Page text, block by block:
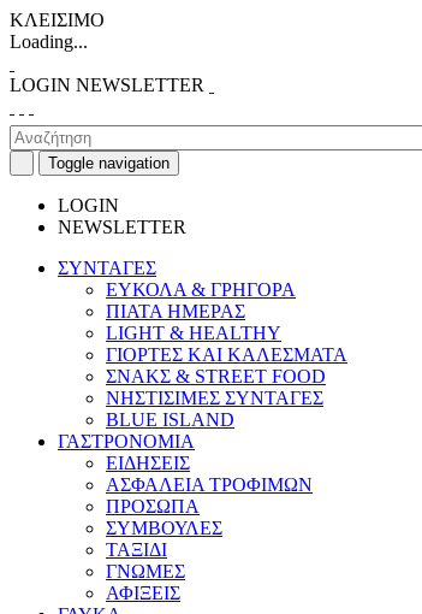
ΚΛΕΙΣΙΜΟ
Loading...
LOGIN NEWSLETTER
Toggle navigation
LOGIN
NEWSLETTER
ΣΥΝΤΑΓΕΣ
ΕΥΚΟΛΑ & ΓΡΗΓΟΡΑ
ΠΙΑΤΑ ΗΜΕΡΑΣ
LIGHT & HEALTHY
ΓΙΟΡΤΕΣ ΚΑΙ ΚΑΛΕΣΜΑΤΑ
ΣΝΑΚΣ & STREET FOOD
ΝΗΣΤΙΣΙΜΕΣ ΣΥΝΤΑΓΕΣ
BLUE ISLAND
ΓΑΣΤΡΟΝΟΜΙΑ
ΕΙΔΗΣΕΙΣ
ΑΣΦΑΛΕΙΑ ΤΡΟΦΙΜΩΝ
ΠΡΟΣΩΠΑ
ΣΥΜΒΟΥΛΕΣ
ΤΑΞΙΔΙ
ΓΝΩΜΕΣ
ΑΦΙΞΕΙΣ